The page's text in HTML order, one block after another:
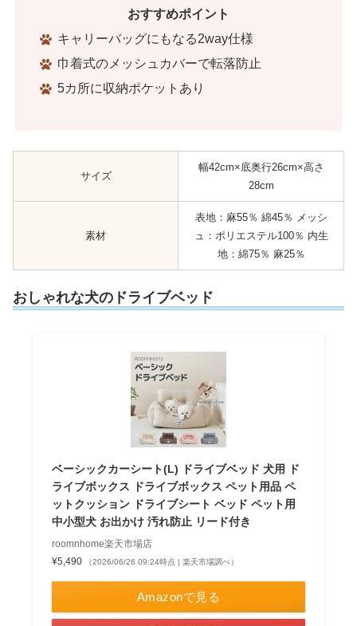
おすすめポイント
キャリーバッグにもなる2way仕様
巾着式のメッシュカバーで転落防止
5カ所に収納ポケットあり
サイズ
幅42cm×底奥行26cm×高さ
28cm
素材
表地：麻55％ 綿45％ メッシ
ュ：ポリエステル100％ 内生
地：綿75％ 麻25％
おしゃれな犬のドライブベッド
ベーシックカーシート(L) ドライブベッド 犬用 ド
ライブボックス ドライブボックス ペット用品 ペ
ットクッション ドライブシート ベッド ペット用
中小型犬 お出かけ 汚れ防止 リード付き
roomnhome楽天市場店
¥5,490
（2026/06/26 09:24時点 | 楽天市場調べ）
Amazonで見る